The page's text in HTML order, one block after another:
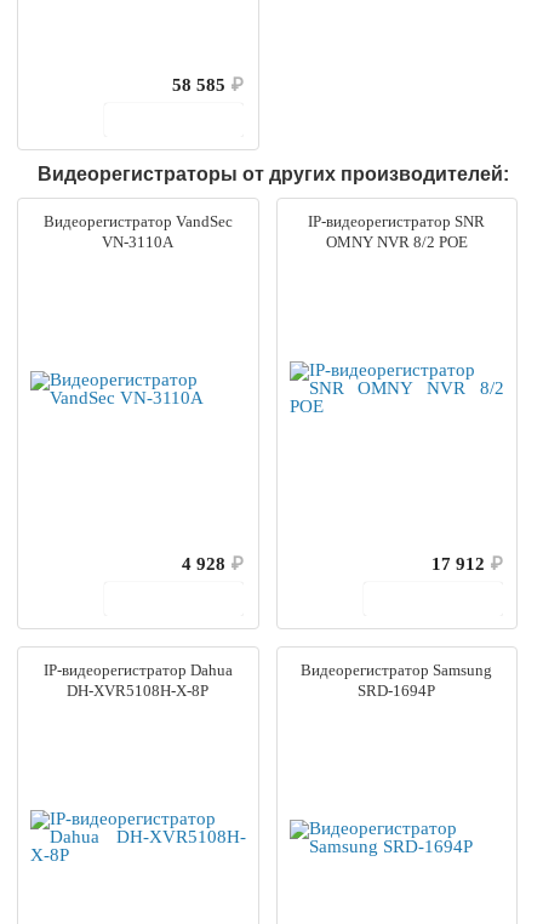
58 585 ₽
Видеорегистраторы от других производителей:
Видеорегистратор VandSec
VN-3110A
4 928 ₽
IP-видеорегистратор SNR
OMNY NVR 8/2 POE
17 912 ₽
IP-видеорегистратор Dahua
DH-XVR5108H-X-8P
Видеорегистратор Samsung
SRD-1694P